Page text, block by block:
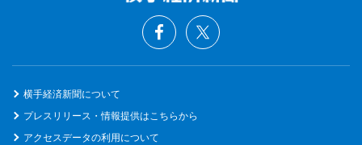
横手経済新聞について
プレスリリース・情報提供はこちらから
アクセスデータの利用について